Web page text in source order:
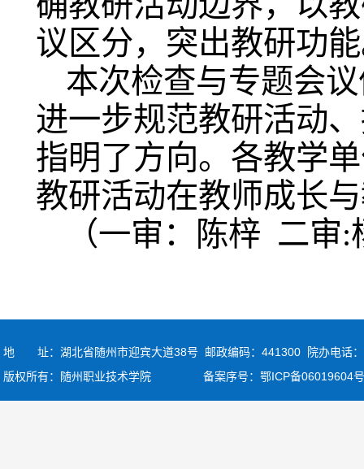
议区分，突出教研功
本次检查与专题会
进一步规范教研活动
指明了方向。各教学
教研活动在教师成长
（一审：陈梓 二
地 址：湖北省随州市迎宾大道38号 邮政编码：441300
院办电话
版权所有：随州职业技术学院 备案序号： 鄂ICP备06019604号